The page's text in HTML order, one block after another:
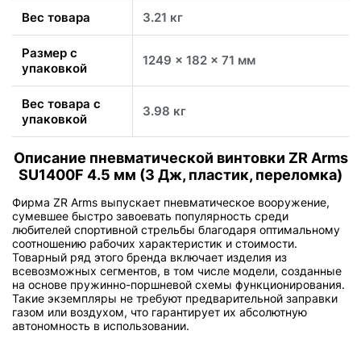
Вес товара 3.21 кг
Размер с
упаковкой
1249 x 182 x 71 мм
Вес товара с
упаковкой
3.98 кг
Описание пневматической винтовки ZR Arms
SU1400F 4.5 мм (3 Дж, пластик, переломка)
Фирма ZR Arms выпускает пневматическое вооружение,
сумевшее быстро завоевать популярность среди
любителей спортивной стрельбы благодаря оптимальному
соотношению рабочих характеристик и стоимости.
Товарный ряд этого бренда включает изделия из
всевозможных сегментов, в том числе модели, созданные
на основе пружинно-поршневой схемы функционирования.
Такие экземпляры не требуют предварительной заправки
газом или воздухом, что гарантирует их абсолютную
автономность в использовании.